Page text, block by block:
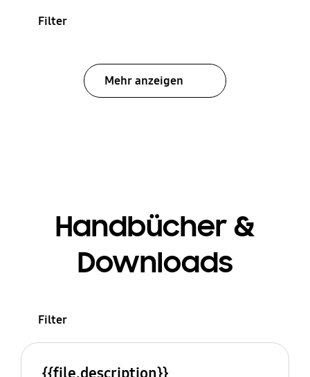
Filter
Mehr anzeigen
Handbücher &
Downloads
Filter
{{file.description}}